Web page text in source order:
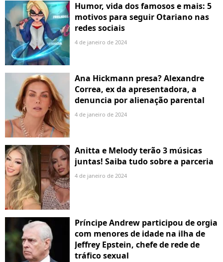
Humor, vida dos famosos e mais: 5
motivos para seguir Otariano nas
redes sociais
4 de janeiro de 2024
Ana Hickmann presa? Alexandre
Correa, ex da apresentadora, a
denuncia por alienação parental
4 de janeiro de 2024
Anitta e Melody terão 3 músicas
juntas! Saiba tudo sobre a parceria
4 de janeiro de 2024
Príncipe Andrew participou de orgia
com menores de idade na ilha de
Jeffrey Epstein, chefe de rede de
tráfico sexual